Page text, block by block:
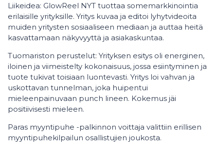
Liikeidea: GlowReel NYT tuottaa somemarkkinointia
erilaisille yrityksille. Yritys kuvaa ja editoi lyhytvideoita
muiden yritysten sosiaaliseen mediaan ja auttaa heitä
kasvattamaan näkyvyyttä ja asiakaskuntaa.
Tuomariston perustelut: Yrityksen esitys oli energinen,
iloinen ja viimeistelty kokonaisuus, jossa esiintyminen ja
tuote tukivat toisiaan luontevasti. Yritys loi vahvan ja
uskottavan tunnelman, joka huipentui
mieleenpainuvaan punch lineen. Kokemus jäi
positiivisesti mieleen.
Paras myyntipuhe -palkinnon voittaja valittiin erillisen
myyntipuhekilpailun osallistujien joukosta.